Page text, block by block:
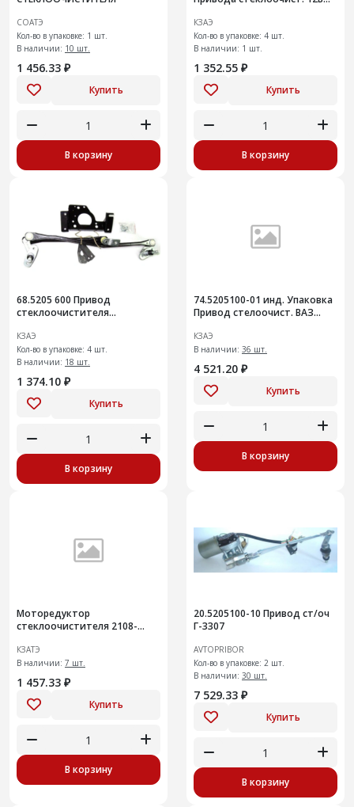
СОАТЭ
Кол-во в упаковке: 1 шт.
В наличии: 10 шт.
1 456.33 ₽
Купить
В корзину
КЗАЭ
Кол-во в упаковке: 4 шт.
В наличии: 1 шт.
1 352.55 ₽
Купить
В корзину
68.5205 600 Привод
стеклоочистителя
КЗАЭ
Кол-во в упаковке: 4 шт.
В наличии: 18 шт.
1 374.10 ₽
Купить
В корзину
74.5205100-01 инд. Упаковка
Привод стелоочист. ВАЗ
КЗАЭ
В наличии: 36 шт.
4 521.20 ₽
Купить
В корзину
Моторедуктор
стеклоочистителя 2108-
2113-2115 (вал 12мм)
КЗАТЭ
В наличии: 7 шт.
1 457.33 ₽
Купить
В корзину
20.5205100-10 Привод ст/оч
Г-3307
AVTOPRIBOR
Кол-во в упаковке: 2 шт.
В наличии: 30 шт.
7 529.33 ₽
Купить
В корзину